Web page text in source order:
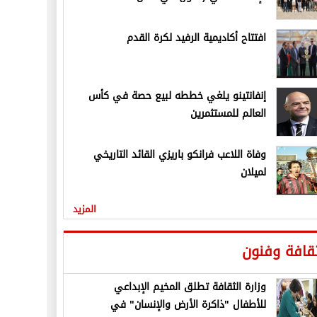
افتتاح أكاديمية الرفيد لكرة القدم
إنفانتينو يلغي خططه لبيع حصة في كأس
العالم للمستثمرين
وفاة اللاعب فرانكو باريزي القائد التاريخي
لميلان
المزيد
وفنون
وزارة الثقافة تطلق المخيم الإبداعي
للأطفال "ذاكرة الأرض والإنسان" في